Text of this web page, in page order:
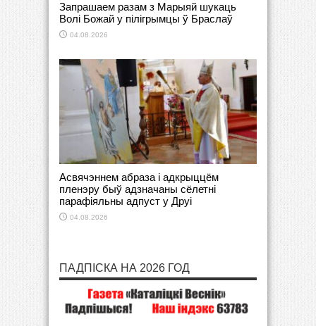
Запрашаем разам з Марыяй шукаць
Волі Божай у пілігрымцы ў Браслаў
04.08.2026
Асвячэннем абраза і адкрыццём
пленэру быў адзначаны сёлетні
парафіяльны адпуст у Друі
04.08.2026
ПАДПІСКА НА 2026 ГОД